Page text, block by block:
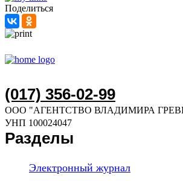
Поделиться
(017) 356-02-99
ООО "АГЕНТСТВО ВЛАДИМИРА
УНП 100024047
Разделы
Электронный журнал